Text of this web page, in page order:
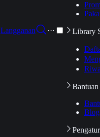
Langganan
··· Library
Blog